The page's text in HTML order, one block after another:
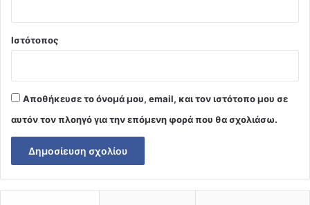
Ιστότοπος
Αποθήκευσε το όνομά μου, email, και τον ιστότοπο μου σε
αυτόν τον πλοηγό για την επόμενη φορά που θα σχολιάσω.